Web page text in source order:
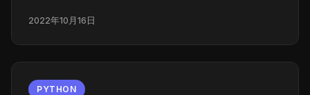
2022年10月16日
PYTHON